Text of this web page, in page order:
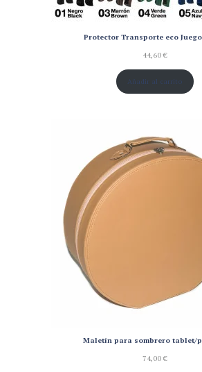
Protector Transporte eco
44,60€
Añadir al carrito
Maletín para sombrero tablet/
74,00€